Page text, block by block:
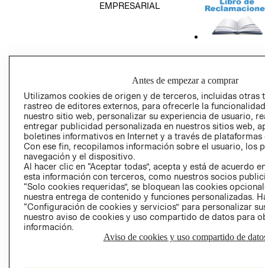
EMPRESARIAL
GIFT CARD
AVISO DE
Perú (S/)
CAMBIAR REGIÓN
Antes de empezar a comprar
Utilizamos cookies de origen y de terceros, incluidas otras
rastreo de editores externos, para ofrecerle la
nuestro sitio web, personalizar su experiencia de usuario,
entregar publicidad personalizada en nuestros sitios web,
boletines informativos en Internet y a través de plataformas
Con ese fin, recopilamos información sobre el usuario, los
navegación y el dispositivo.
Al hacer clic en “Aceptar todas”, acepta y está de acuerdo
esta información con terceros, como nuestros socios
“Solo cookies requeridas”, se bloquean las cookies
nuestra entrega de contenido y funciones personalizadas.
“Configuración de cookies y servicios” para personalizar
nuestro aviso de cookies y uso compartido de datos para
información.
Aviso de cookies y uso compartido de